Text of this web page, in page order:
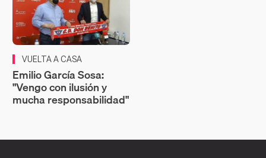
VUELTA A CASA
Emilio García Sosa:
"Vengo con ilusión y
mucha responsabilidad"